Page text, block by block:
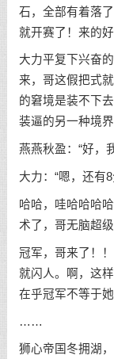
石，全部有着落
就开赛了！来的
大力平复下兴奋
来，哥这假把式
的窘境是装不下
装逼的另一种境界
燕燕秋盈：“好，
大力：“嗯，还有
哈哈，哇哈哈哈
术了，哥无脑超
冠军，哥来了！
就闪人。啊，这
在乎冠军不等于
……
狮心帝国冬拥湖